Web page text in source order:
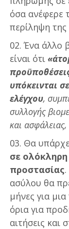
όσα ανέφερε
περίληψη
Ένα άλλο
είναι ότι
υπόκεινται
ελέγχου,
συλλογής
και
Θα
σε ολόκληρη
προστασίας
ασύλου θα
μήνες για
όρια για
αιτήσεις και